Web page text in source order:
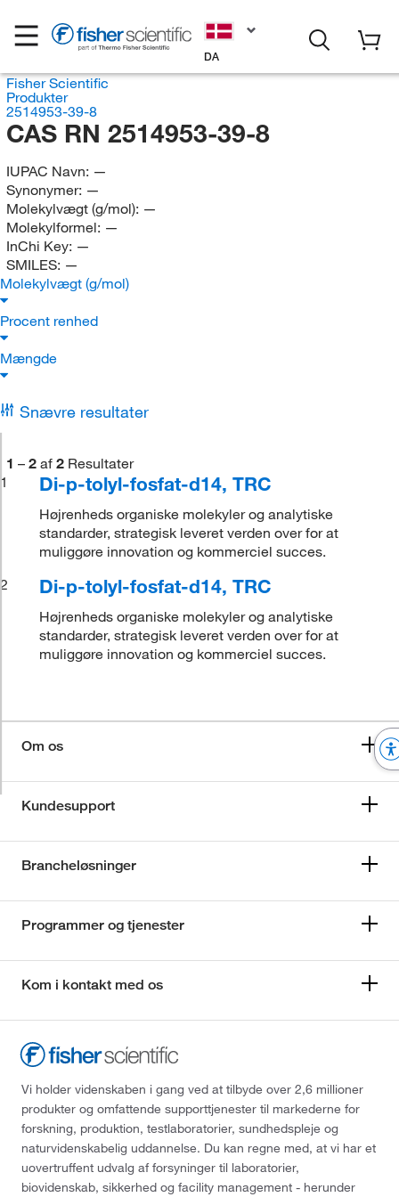
DA
Fisher Scientific
Produkter
2514953-39-8
CAS RN 2514953-39-8
IUPAC Navn: —
Synonymer: —
Molekylvægt (g/mol): —
Molekylformel: —
InChi Key: —
SMILES: —
Molekylvægt (g/mol)
Procent renhed
Mængde
Snævre resultater
1 – 2 af 2 Resultater
1
Di-p-tolyl-fosfat-d14, TRC
Højrenheds organiske molekyler og analytiske
standarder, strategisk leveret verden over for at
muliggøre innovation og kommerciel succes.
2
Di-p-tolyl-fosfat-d14, TRC
Højrenheds organiske molekyler og analytiske
standarder, strategisk leveret verden over for at
muliggøre innovation og kommerciel succes.
Om os
Kundesupport
Brancheløsninger
Programmer og tjenester
Kom i kontakt med os
Vi holder videnskaben i gang ved at tilbyde over 2,6 millioner
produkter og omfattende supporttjenester til markederne for
forskning, produktion, testlaboratorier, sundhedspleje og
naturvidenskabelig uddannelse. Du kan regne med, at vi har et
uovertruffent udvalg af forsyninger til laboratorier,
biovidenskab, sikkerhed og facility management - herunder